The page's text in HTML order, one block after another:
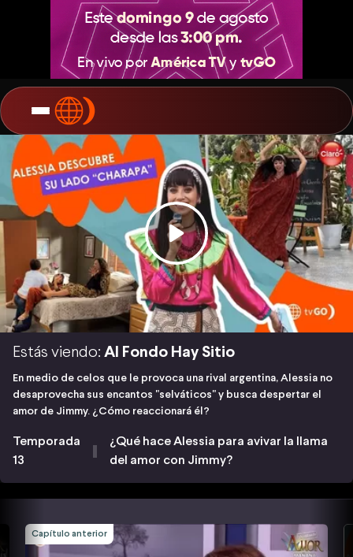
Estás viendo: Al Fondo Hay Sitio
En medio de celos que le provoca una rival argentina, Alessia no
desaprovecha sus encantos "selváticos" y busca despertar el
amor de Jimmy. ¿Cómo reaccionará él?
Temporada
13
¿Qué hace Alessia para avivar la llama
del amor con Jimmy?
Capítulo anterior